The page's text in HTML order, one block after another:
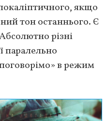
якщо
тон останнього. Є
різні
паралельно
в режим